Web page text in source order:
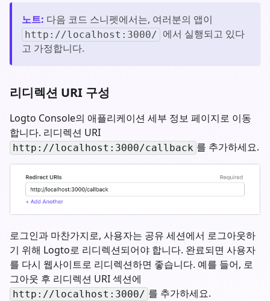
노트: 다음 코드 스니펫에서는, 여러분의 앱이
http://localhost:3000/ 에서 실행되고 있다
고 가정합니다.
리디렉션 URI 구성
Logto Console의 애플리케이션 세부 정보 페이지로 이동
합니다. 리디렉션 URI
http://localhost:3000/callback 를 추가하세요.
로그인과 마찬가지로, 사용자는 공유 세션에서 로그아웃하
기 위해 Logto로 리디렉션되어야 합니다. 완료되면 사용자
를 다시 웹사이트로 리디렉션하면 좋습니다. 예를 들어, 로
그아웃 후 리디렉션 URI 섹션에
http://localhost:3000/ 를 추가하세요.